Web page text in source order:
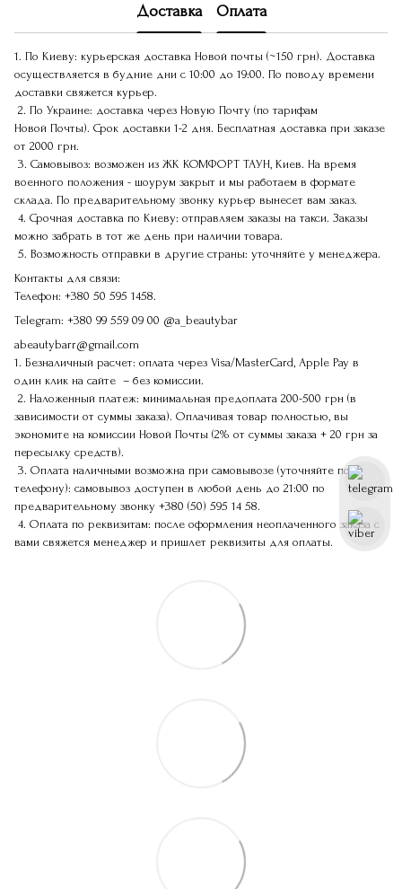
Доставка Оплата
1. По Киеву: курьерская доставка Новой почты (~150 грн). Доставка
осуществляется в будние дни с 10:00 до 19:00. По поводу времени
доставки свяжется курьер.
2. По Украине: доставка через Новую Почту (по тарифам
Новой Почты). Срок доставки 1-2 дня. Бесплатная доставка при заказе
от 2000 грн.
3. Самовывоз: возможен из ЖК КОМФОРТ ТАУН, Киев. На время
военного положения - шоурум закрыт и мы работаем в формате
склада. По предварительному звонку курьер вынесет вам заказ.
4. Срочная доставка по Киеву: отправляем заказы на такси. Заказы
можно забрать в тот же день при наличии товара.
5. Возможность отправки в другие страны: уточняйте у менеджера.
Контакты для связи:
Телефон: +380 50 595 1458.
Telegram: +380 99 559 09 00 @a_beautybar
abeautybarr@gmail.com
1. Безналичный расчет: оплата через Visa/MasterCard, Apple Pay в
один клик на сайте – без комиссии.
2. Наложенный платеж: минимальная предоплата 200-500 грн (в
зависимости от суммы заказа). Оплачивая товар полностью, вы
экономите на комиссии Новой Почты (2% от суммы заказа + 20 грн за
пересылку средств).
3. Оплата наличными возможна при самовывозе (уточняйте по
телефону): самовывоз доступен в любой день до 21:00 по
предварительному звонку +380 (50) 595 14 58.
4. Оплата по реквизитам: после оформления неоплаченного заказа с
вами свяжется менеджер и пришлет реквизиты для оплаты.